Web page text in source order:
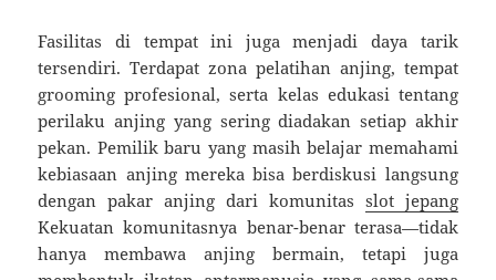
Fasilitas di tempat ini juga menjadi daya tarik
tersendiri. Terdapat zona pelatihan anjing, tempat
grooming profesional, serta kelas edukasi tentang
perilaku anjing yang sering diadakan setiap akhir
pekan. Pemilik baru yang masih belajar memahami
kebiasaan anjing mereka bisa berdiskusi langsung
dengan pakar anjing dari komunitas slot jepang
Kekuatan komunitasnya benar-benar terasa—tidak
hanya membawa anjing bermain, tetapi juga